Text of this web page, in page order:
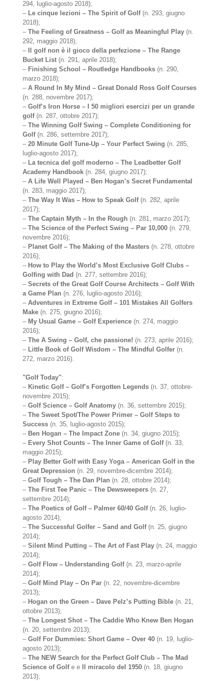
294, luglio-agosto 2018);
– Le cinque lezioni – The Spirit of Golf(n. 293, giugno
2018);
–The Feeling of Greatness – Golf as Meaningful Play (n.
292, maggio 2018);
–
Il golf non è il gioco della perfezione – The Range
Bucket List (n. 291, aprile 2018);
– Finishing School – Routledge Handbooks (n. 290,
marzo 2018);
–A Round In My Mind – Great Donald Ross Golf Courses
(n. 288, novembre 2017);
–Golf’s Iron Horse – I 50 migliori esercizi per un grande
golf(n. 287, ottobre 2017);
–The Winning Golf Swing – Complete Conditioning for
Golf(n. 286, settembre 2017);
–20 Minute Golf Tune-Up – Your Perfect Swing (n. 285,
luglio-agosto 2017);
– La tecnica del golf moderno – The Leadbetter Golf
Academy Handbook (n. 284, giugno 2017);
–A Life Well Played – Ben Hogan’s Secret Fundamental
(n. 283, maggio 2017);
–The Way It Was – How to Speak Golf(n. 282, aprile
2017);
–The Captain Myth – In the Rough (n. 281, marzo 2017);
–The Science of the Perfect Swing – Par 10,000 (n. 279,
novembre 2016);
– Planet Golf – The Making of the Masters (n. 278, ottobre
2016);
– How to Play the World’s Most Exclusive Golf Clubs –
Golfing with Dad (n. 277, settembre 2016);
–Secrets of the Great Golf Course Architects – Golf With
a Game Plan (n. 276, luglio-agosto 2016);
–Adventures in Extreme Golf – 101 Mistakes All Golfers
Make (n. 275, giugno 2016);
– My Usual Game – Golf Experience (n. 274, maggio
2016);
–The A Swing – Golf, che passione! (n. 273, aprile 2016);
– Little Book of Golf Wisdom – The Mindful Golfer (n.
272, marzo 2016).
"Golf Today":
– Kinetic Golf – Golf’s Forgotten Legends (n. 37, ottobre-
novembre 2015);
–Golf Science – Golf Anatomy (n. 36, settembre 2015);
–The Sweet Spot/The Power Primer – Golf Steps to
Success (n. 35, luglio-agosto 2015);
– Ben Hogan – The Impact Zone (n. 34, giugno 2015);
– Every Shot Counts – The Inner Game of Golf(n. 33,
maggio 2015);
– Play Better Golf with Easy Yoga – American Golf in the
Great Depression (n. 29, novembre-dicembre 2014);
–Golf Tough – The Dan Plan (n. 28, ottobre 2014);
–The First Tee Panic – The Dewsweepers (n. 27,
settembre 2014);
–The Poetics of Golf – Palmer 60/40 Golf(n. 26, luglio-
agosto 2014);
–The Successful Golfer – Sand and Golf(n. 25, giugno
2014);
–Silent Mind Putting – The Art of Fast Play (n. 24, maggio
2014);
–Golf Flow – Understanding Golf(n. 23, marzo-aprile
2014);
–Golf Mind Play – On Par (n. 22, novembre-dicembre
2013);
– Hogan on the Green – Dave Pelz’s Putting Bible (n. 21,
ottobre 2013);
–The Longest Shot – The Caddie Who Knew Ben Hogan
(n. 20, settembre 2013);
–Golf For Dummies: Short Game – Over 40 (n. 19, luglio-
agosto 2013);
–The NEW Search for the Perfect Golf Club – The Mad
Science of Golfe e Il miracolo del 1950 (n. 18, giugno
2013);